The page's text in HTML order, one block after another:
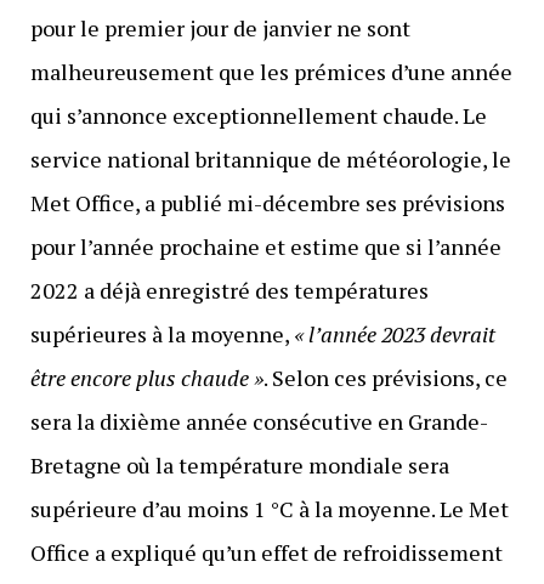
pour le premier jour de janvier ne sont
malheureusement que les prémices d’une année
qui s’annonce exceptionnellement chaude. Le
service national britannique de météorologie, le
Met Office, a publié mi-décembre ses prévisions
pour l’année prochaine et estime que si l’année
2022 a déjà enregistré des températures
supérieures à la moyenne, « l’année 2023 devrait
être encore plus chaude ». Selon ces prévisions, ce
sera la dixième année consécutive en Grande-
Bretagne où la température mondiale sera
supérieure d’au moins 1 °C à la moyenne. Le Met
Office a expliqué qu’un effet de refroidissement